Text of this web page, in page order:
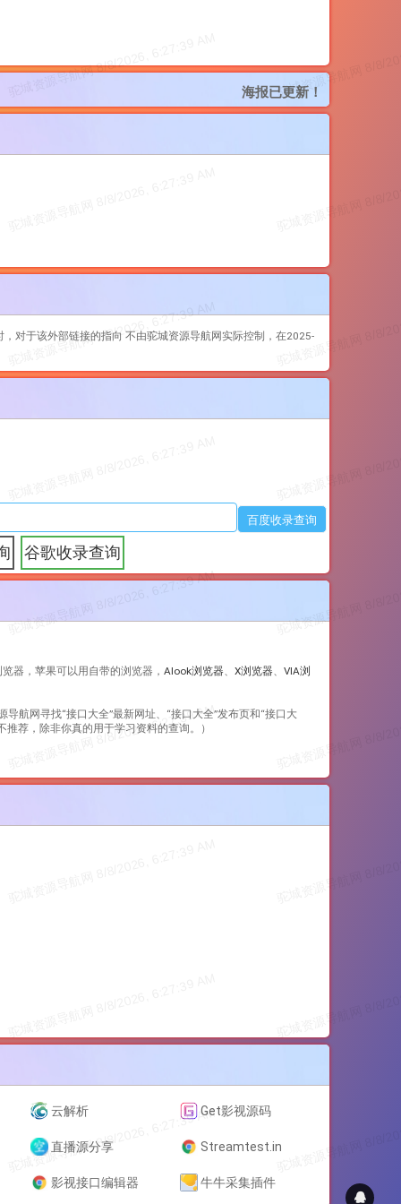
海报已更新！
对于该外部链接的指向 不由驼城资源导航网实际控制，在2025-
谷歌收录查询
器，苹果可以用自带的浏览器， Alook浏览器、 X浏览器、 VIA浏
导航网寻找“接口大全”最新网址、“接口大全”发布页和“接口大
荐，除非你真的用于学习资料的查询。）
云解析 Get影视源码
直播源分享 Streamtest.in
影视接口编辑器 牛牛采集插件